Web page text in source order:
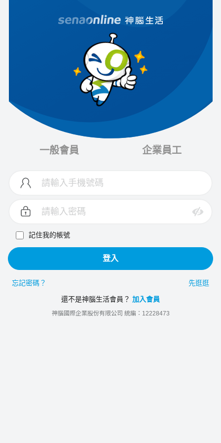
一般會員 企業員工
記住我的帳號
登入
忘記密碼？ 先逛逛
還不是神腦生活會員？ 加入會員
神腦國際企業股份有限公司 統編：12228473